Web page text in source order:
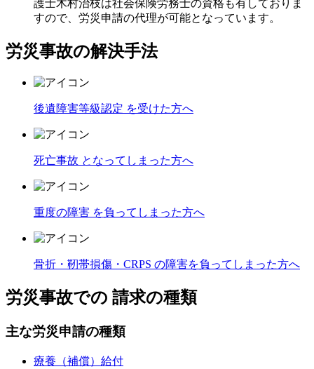
護士木村治枝は社会保険労務士の資格も有しておりま
すので、労災申請の代理が可能となっています。
労災事故の解決手法
後遺障害等級認定 を受けた方へ
死亡事故 となってしまった方へ
重度の障害 を負ってしまった方へ
骨折・靭帯損傷・CRPS の障害を負ってしまった方へ
労災事故での 請求の種類
主な労災申請の種類
療養（補償）給付